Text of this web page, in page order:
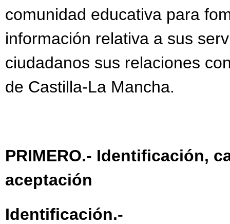
ANEXO
AYUDA LIBROS DE
comunidad educativa para
información relativa a sus
ciudadanos sus relaciones
de Castilla-La Mancha.
PRIMERO.- Identificación,
aceptación
Identificación.-